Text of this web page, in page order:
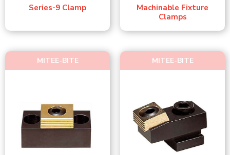
Series-9 Clamp
Machinable Fixture
Clamps
MITEE-BITE MITEE-BITE